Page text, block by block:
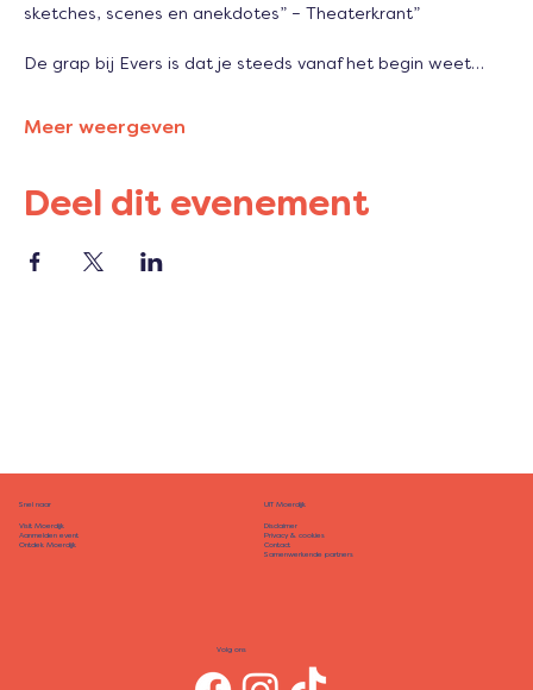
sketches, scenes en anekdotes” – Theaterkrant”
De grap bij Evers is dat je steeds vanaf het begin weet…
Meer weergeven
Deel dit evenement
Snel naar
Visit Moerdijk
Aanmelden event
Ontdek Moerdijk
UIT Moerdijk
Disclaimer
Privacy & cookies
Contact
Samenwerkende partners
Volg ons